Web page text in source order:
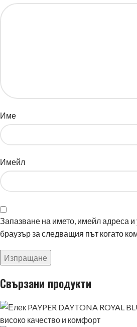
Име
Имейл
Запазване на името, имейл адреса и
браузър за следващия път когато
Свързани продукти